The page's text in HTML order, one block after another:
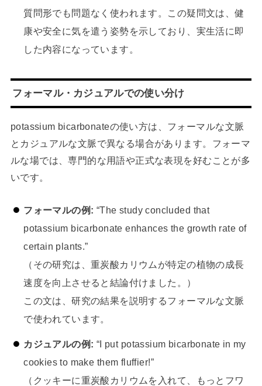
質問形でも問題なく使われます。この疑問文は、健
康や安全に気を遣う姿勢を示しており、実生活に即
した内容になっています。
フォーマル・カジュアルでの使い分け
potassium bicarbonateの使い方は、フォーマルな文脈
とカジュアルな文脈で異なる場合があります。フォーマ
ルな場では、専門的な用語や正式な表現を好むことが多
いです。
フォーマルの例: “The study concluded that
potassium bicarbonate enhances the growth rate of
certain plants.”
（その研究は、重炭酸カリウムが特定の植物の成長
速度を向上させると結論付けました。）
この文は、研究の結果を説明するフォーマルな文脈
で使われています。
カジュアルの例: “I put potassium bicarbonate in my
cookies to make them fluffier!”
（クッキーに重炭酸カリウムを入れて、もっとフワ